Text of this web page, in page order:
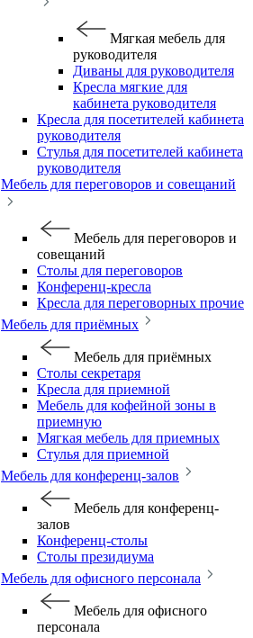
Мягкая мебель для
руководителя
Диваны для руководителя
Кресла мягкие для
кабинета руководителя
Кресла для посетителей кабинета
руководителя
Стулья для посетителей кабинета
руководителя
Мебель для переговоров и совещаний
Мебель для переговоров и
совещаний
Столы для переговоров
Конференц-кресла
Кресла для переговорных прочие
Мебель для приёмных
Мебель для приёмных
Столы секретаря
Кресла для приемной
Мебель для кофейной зоны в
приемную
Мягкая мебель для приемных
Стулья для приемной
Мебель для конференц-залов
Мебель для конференц-
залов
Конференц-столы
Столы президиума
Мебель для офисного персонала
Мебель для офисного
персонала